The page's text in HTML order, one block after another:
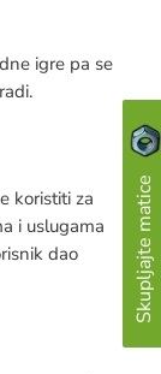
igre pa se
koristiti za
i uslugama
dao
Skupljajte matice